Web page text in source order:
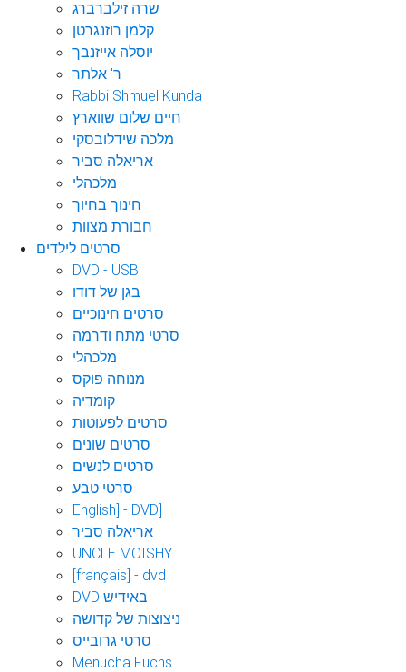
שרה זילברברג
קלמן רוזנגרטן
יוסלה אייזנבך
ר' אלתר
Rabbi Shmuel Kunda
חיים שלום שווארץ
מלכה שידלובסקי
אריאלה סביר
מלכהלי
חינוך בחיוך
חבורת מצוות
סרטים לילדים
DVD - USB
בגן של דודו
סרטים חינוכיים
סרטי מתח ודרמה
מלכהלי
מנוחה פוקס
קומדיה
סרטים לפעוטות
סרטים שונים
סרטים לנשים
סרטי טבע
English] - DVD]
אריאלה סביר
UNCLE MOISHY
[français] - dvd
DVD באידיש
ניצוצות של קדושה
סרטי גרובייס
Menucha Fuchs